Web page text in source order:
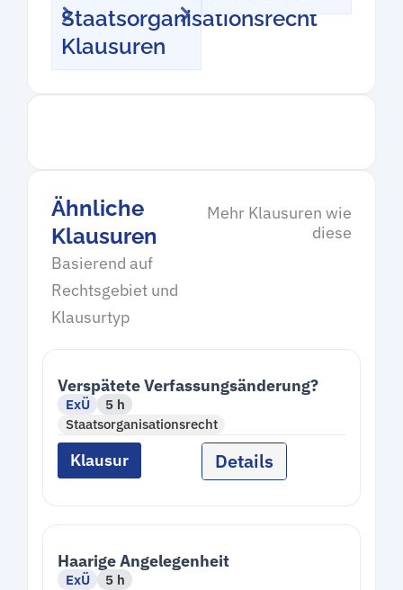
Staatsorganisationsrecht
Klausuren
Ähnliche
Klausuren
Basierend auf
Rechtsgebiet und
Klausurtyp
Mehr Klausuren wie
diese
Verspätete Verfassungsänderung?
ExÜ
5 h
Staatsorganisationsrecht
Klausur Details
Haarige Angelegenheit
ExÜ
5 h